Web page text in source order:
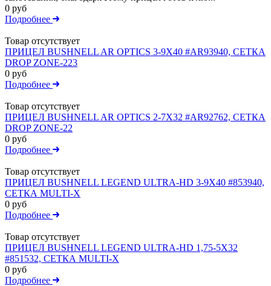
0 руб
Подробнее
Товар отсутствует
ПРИЦЕЛ BUSHNELL AR OPTICS 3-9X40 #AR93940, СЕТКА
DROP ZONE-223
0 руб
Подробнее
Товар отсутствует
ПРИЦЕЛ BUSHNELL AR OPTICS 2-7X32 #AR92762, СЕТКА
DROP ZONE-22
0 руб
Подробнее
Товар отсутствует
ПРИЦЕЛ BUSHNELL LEGEND ULTRA-HD 3-9X40 #853940,
СЕТКА MULTI-X
0 руб
Подробнее
Товар отсутствует
ПРИЦЕЛ BUSHNELL LEGEND ULTRA-HD 1,75-5X32
#851532, СЕТКА MULTI-X
0 руб
Подробнее